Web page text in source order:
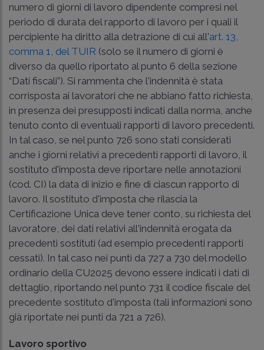
numero di giorni di lavoro dipendente compresi nel
periodo di durata del rapporto di lavoro per i quali il
percipiente ha diritto alla detrazione di cui all'art. 13,
comma 1, del TUIR (solo se il numero di giorni è
diverso da quello riportato al punto 6 della sezione
“Dati fiscali”). Si rammenta che l'indennità è stata
corrisposta ai lavoratori che ne abbiano fatto richiesta,
in presenza dei presupposti indicati dalla norma, anche
tenuto conto di eventuali rapporti di lavoro precedenti.
In tal caso, se nel punto 726 sono stati considerati
anche i giorni relativi a precedenti rapporti di lavoro, il
sostituto d'imposta deve riportare nelle annotazioni
(cod. CI) la data di inizio e fine di ciascun rapporto di
lavoro. Il sostituto d'imposta che rilascia la
Certificazione Unica deve tener conto, su richiesta del
lavoratore, dei dati relativi all'indennità erogata da
precedenti sostituti (ad esempio precedenti rapporti
cessati). In tal caso nei punti da 727 a 730 del modello
ordinario della CU2025 devono essere indicati i dati di
dettaglio, riportando nel punto 731 il codice fiscale del
precedente sostituto d'imposta (tali informazioni sono
già riportate nei punti da 721 a 726).
Lavoro sportivo